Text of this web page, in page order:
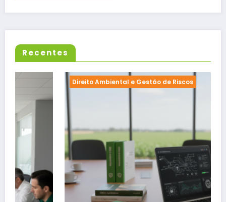
Recentes
Direito Ambiental e Gestão de Riscos